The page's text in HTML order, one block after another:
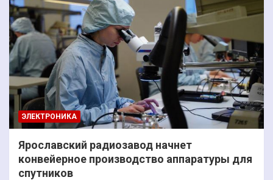
ЭЛЕКТРОНИКА
Ярославский радиозавод начнет
конвейерное производство аппаратуры для
спутников